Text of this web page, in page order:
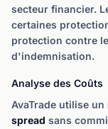
secteur financier.
certaines
protection contre
d'indemnisation.
Analyse des Coûts
AvaTrade utilise un
spread sans